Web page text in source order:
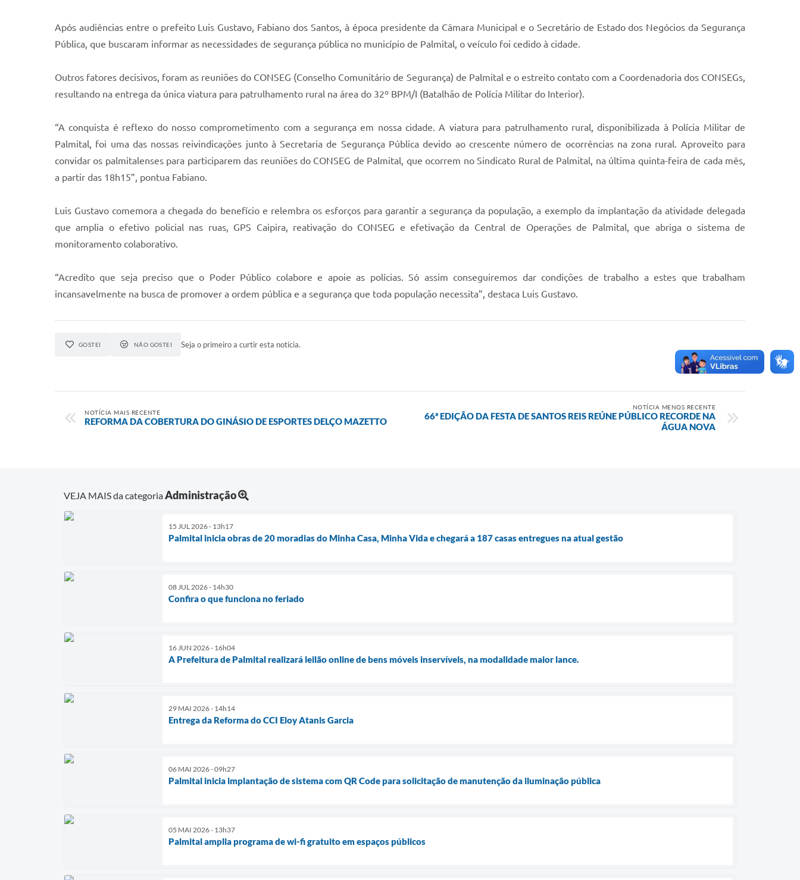
Após audiências entre o prefeito Luis Gustavo, Fabiano dos Santos, à época presidente da Câmara Municipal e o Secretário de Estado dos Negócios da Segurança
Pública, que buscaram informar as necessidades de segurança pública no município de Palmital, o veículo foi cedido à cidade.
Outros fatores decisivos, foram as reuniões do CONSEG (Conselho Comunitário de Segurança) de Palmital e o estreito contato com a Coordenadoria dos CONSEGs,
resultando na entrega da única viatura para patrulhamento rural na área do 32º BPM/I (Batalhão de Polícia Militar do Interior).
“A conquista é reflexo do nosso comprometimento com a segurança em nossa cidade. A viatura para patrulhamento rural, disponibilizada à Polícia Militar de
Palmital, foi uma das nossas reivindicações junto à Secretaria de Segurança Pública devido ao crescente número de ocorrências na zona rural. Aproveito para
convidar os palmitalenses para participarem das reuniões do CONSEG de Palmital, que ocorrem no Sindicato Rural de Palmital, na última quinta-feira de cada mês,
a partir das 18h15”, pontua Fabiano.
Luis Gustavo comemora a chegada do benefício e relembra os esforços para garantir a segurança da população, a exemplo da implantação da atividade delegada
que amplia o efetivo policial nas ruas, GPS Caipira, reativação do CONSEG e efetivação da Central de Operações de Palmital, que abriga o sistema de
monitoramento colaborativo.
“Acredito que seja preciso que o Poder Público colabore e apoie as polícias. Só assim conseguiremos dar condições de trabalho a estes que trabalham
incansavelmente na busca de promover a ordem pública e a segurança que toda população necessita”, destaca Luis Gustavo.
GOSTEI NÃO GOSTEI Seja o primeiro a curtir esta notícia.
NOTÍCIA MAIS RECENTE
REFORMA DA COBERTURA DO GINÁSIO DE ESPORTES DELÇO MAZETTO
NOTÍCIA MENOS RECENTE
66ª EDIÇÃO DA FESTA DE SANTOS REIS REÚNE PÚBLICO RECORDE NA
ÁGUA NOVA
VEJA MAIS da categoriaAdministração
15 JUL 2026 - 13h17
Palmital inicia obras de 20 moradias do Minha Casa, Minha Vida e chegará a 187 casas entregues na atual gestão
08 JUL 2026 - 14h30
Confira o que funciona no feriado
16 JUN 2026 - 16h04
A Prefeitura de Palmital realizará leilão online de bens móveis inservíveis, na modalidade maior lance.
29 MAI 2026 - 14h14
Entrega da Reforma do CCI Eloy Atanis Garcia
06 MAI 2026 - 09h27
Palmital inicia implantação de sistema com QR Code para solicitação de manutenção da iluminação pública
05 MAI 2026 - 13h37
Palmital amplia programa de wi-fi gratuito em espaços públicos